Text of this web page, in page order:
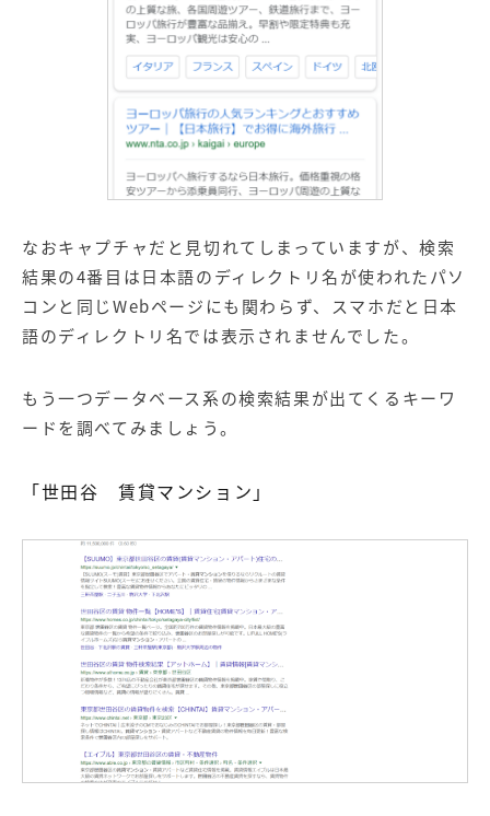
なおキャプチャだと見切れてしまっていますが、検索
結果の4番目は日本語のディレクトリ名が使われたパソ
コンと同じWebページにも関わらず、スマホだと日本
語のディレクトリ名では表示されませんでした。
もう一つデータベース系の検索結果が出てくるキーワ
ードを調べてみましょう。
「世田谷 賃貸マンション」